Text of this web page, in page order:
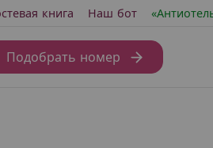
книга Наш бот
Подобрать номер